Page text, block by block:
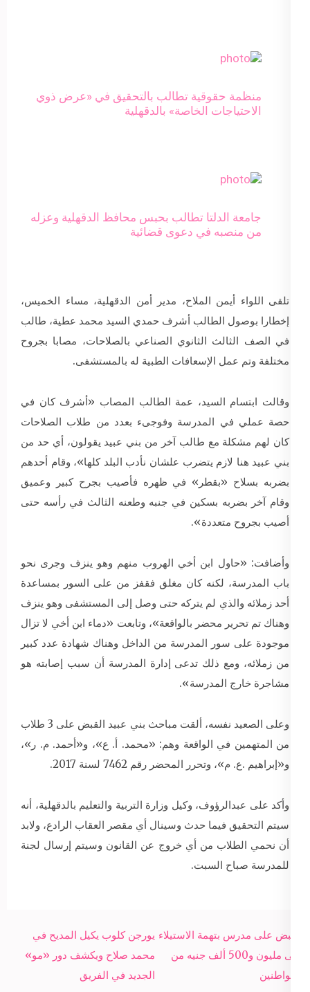
منظمة حقوقية تطالب بالتحقيق في «عرض ذوي
الاحتياجات الخاصة» بالدقهلية
جامعة الدلتا تطالب بحبس محافظ الدقهلية وعزله
من منصبه في دعوى قضائية
تلقى اللواء أيمن الملاح، مدير أمن الدقهلية، مساء الخميس،
إخطارا بوصول الطالب أشرف حمدي السيد محمد عطية، طالب
في الصف الثالث الثانوي الصناعي بالصلاحات، مصابا بجروح
مختلفة وتم عمل الإسعافات الطبية له بالمستشفى.
وقالت ابتسام السيد، عمة الطالب المصاب «أشرف كان في
حصة عملي في المدرسة وفوجىء بعدد من طلاب الصلاحات
كان لهم مشكلة مع طالب آخر من بني عبيد يقولون، أي حد من
بني عبيد هنا لازم يتضرب علشان نأدب البلد كلها»، وقام أحدهم
بضربه بسلاح «بقطر» في ظهره فأصيب بجرح كبير وعميق
وقام آخر بضربه بسكين في جنبه وطعنه الثالث في رأسه حتى
أصيب بجروح متعددة».
وأضافت: «حاول ابن أخي الهروب منهم وهو ينزف وجرى نحو
باب المدرسة، لكنه كان مغلق فقفز من على السور بمساعدة
أحد زملائه والذي لم يتركه حتى وصل إلى المستشفى وهو ينزف
وهناك تم تحرير محضر بالواقعة»، وتابعت «دماء ابن أخي لا تزال
موجودة على سور المدرسة من الداخل وهناك شهادة عدد كبير
من زملائه، ومع ذلك تدعى إدارة المدرسة أن سبب إصابته هو
مشاجرة خارج المدرسة».
وعلى الصعيد نفسه، ألقت مباحث بني عبيد القبض على 3 طلاب
من المتهمين في الواقعة وهم: «محمد. أ. ع»، و«أحمد. م. ر»،
و«إبراهيم .ع. م»، وتحرر المحضر رقم 7462 لسنة 2017.
وأكد على عبدالرؤوف، وكيل وزارة التربية والتعليم بالدقهلية، أنه
سيتم التحقيق فيما حدث وسينال أي مقصر العقاب الرادع، ولابد
أن نحمي الطلاب من أي خروج عن القانون وسيتم إرسال لجنة
للمدرسة صباح السبت.
Post
navigation
يورجن كلوب يكيل المديح في
محمد صلاح ويكشف دور «مو»
الجديد في الفريق
القبض على مدرس بتهمة الاستيلاء
على مليون و500 ألف جنيه من
المواطنين